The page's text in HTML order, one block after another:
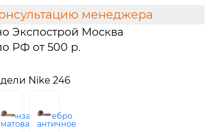
менеджера
Экспострой Москва
РФ от 500 р.
Nike 246
бронза
матовая
серебро
античное